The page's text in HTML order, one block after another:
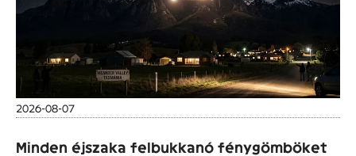
2026-08-07
Minden éjszaka felbukkanó fénygömböket